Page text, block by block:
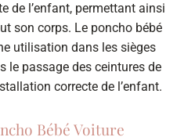
de l’enfant, permettant ainsi
son corps. Le poncho bébé
utilisation dans les sièges
le passage des ceintures de
correcte de l’enfant.
Bébé Voiture